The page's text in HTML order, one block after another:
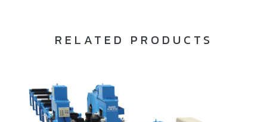
RELATED PRODUCTS